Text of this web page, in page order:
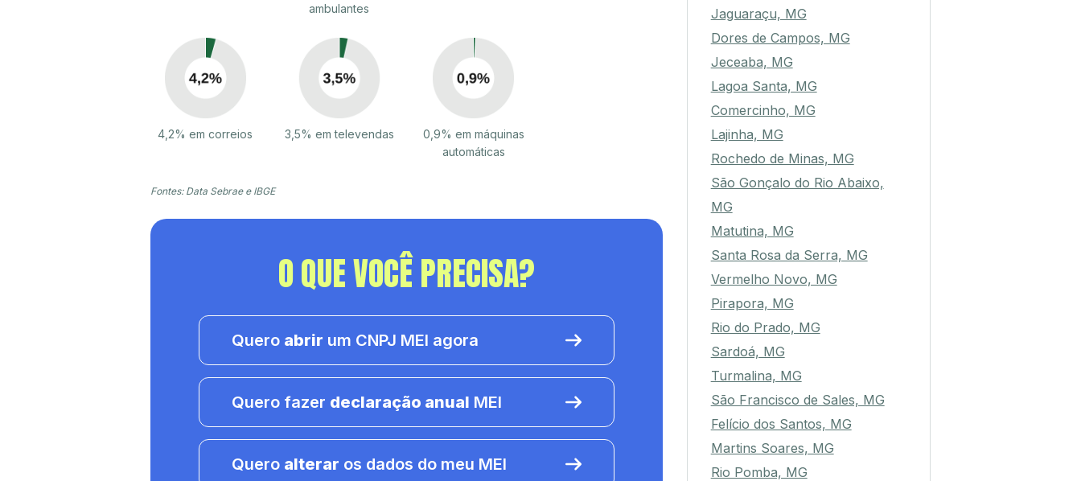
ambulantes
4,2% em correios 3,5% em televendas
0,9% em máquinas
automáticas
Fontes: Data Sebrae e IBGE
O QUE VOCÊ PRECISA?
Quero abrir um CNPJ MEI agora
Quero fazer declaração anual MEI
Quero alterar os dados do meu MEI
Jaguaraçu, MG
Dores de Campos, MG
Jeceaba, MG
Lagoa Santa, MG
Comercinho, MG
Lajinha, MG
Rochedo de Minas, MG
São Gonçalo do Rio Abaixo,
MG
Matutina, MG
Santa Rosa da Serra, MG
Vermelho Novo, MG
Pirapora, MG
Rio do Prado, MG
Sardoá, MG
Turmalina, MG
São Francisco de Sales, MG
Felício dos Santos, MG
Martins Soares, MG
Rio Pomba, MG